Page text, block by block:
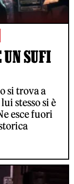
SUFI
si trova a
stesso si è
esce fuori